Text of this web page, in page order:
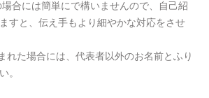
合には簡単にで構いませんので、自己紹
すと、伝え手もより細やかな対応をさせ
れた場合には、代表者以外のお名前とふり
。